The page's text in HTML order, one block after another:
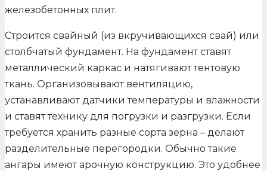
железобетонных плит.
Строится свайный (из вкручивающихся свай) или
столбчатый фундамент. На фундамент ставят
металлический каркас и натягивают тентовую
ткань. Организовывают вентиляцию,
устанавливают датчики температуры и влажности
и ставят технику для погрузки и разгрузки. Если
требуется хранить разные сорта зерна – делают
разделительные перегородки. Обычно такие
ангары имеют арочную конструкцию. Это удобнее